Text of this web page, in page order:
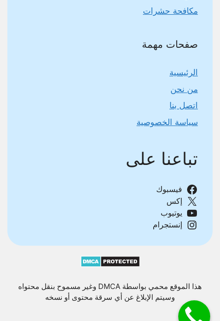
مكافحة حشرات
صفحات مهمة
الرئيسية
من نحن
اتصل بنا
سياسة الخصوصية
تباعنا على
فيسبوك
إكس
يوتيوب
إنستجرام
هذا الموقع محمي بواسطة DMCA وغير مسموح بنقل محتواه
وسيتم الإبلاغ عن أي سرقة محتوى أو نسخه